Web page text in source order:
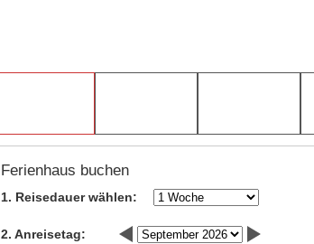
Ferienhaus buchen
1. Reisedauer wählen:
2. Anreisetag: